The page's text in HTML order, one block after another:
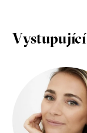
Vystupující